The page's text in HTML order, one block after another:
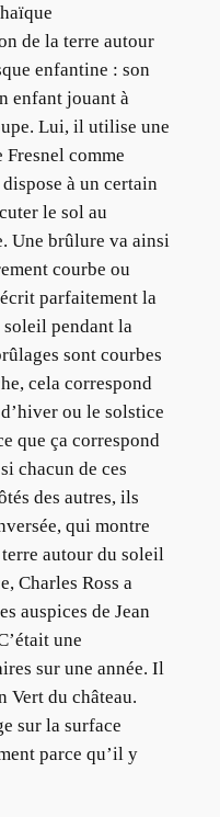
de la terre autour
enfantine : son
enfant jouant à
Lui, il utilise une
comme
à un certain
le sol au
Une brûlure va ainsi
courbe ou
parfaitement la
pendant la
sont courbes
cela correspond
ou le solstice
que ça correspond
chacun de ces
des autres, ils
qui montre
autour du soleil
Charles Ross a
auspices de Jean
une
sur une année. Il
Vert du château.
sur la surface
parce qu’il y